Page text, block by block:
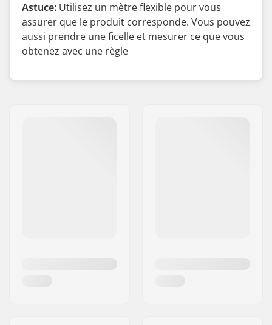
Astuce: Utilisez un mètre flexible pour vous
assurer que le produit corresponde. Vous pouvez
aussi prendre une ficelle et mesurer ce que vous
obtenez avec une règle